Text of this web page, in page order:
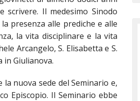
Il medesimo Sinodo
presenza alle prediche e alle
la vita disciplinare e la vita
Arcangelo, S. Elisabetta e S.
in Giulianova.
nuova sede del Seminario e,
Episcopio. Il Seminario ebbe